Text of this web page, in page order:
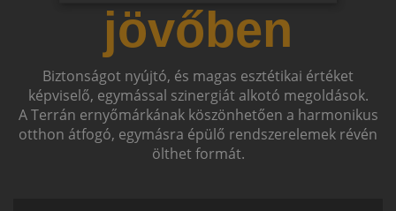
jövőben
Biztonságot nyújtó, és magas esztétikai értéket
képviselő, egymással szinergiát alkotó megoldások.
A Terrán ernyőmárkának köszönhetően a harmonikus
otthon átfogó, egymásra épülő rendszerelemek révén
ölthet formát.
ITALIAN